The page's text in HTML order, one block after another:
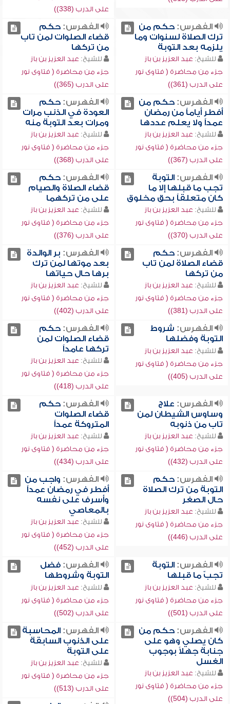
على الدرب (338))
الفهرس:حكم من
ترك الصلاة لسنوات وما
يلزمه بعد التوبة
للشيخ: عبد العزيز بن باز
جزء من محاضرة ( فتاوى نور
على الدرب (361))
الفهرس:حكم
قضاء الصلوات لمن تاب
من تركها
للشيخ: عبد العزيز بن باز
جزء من محاضرة ( فتاوى نور
على الدرب (365))
الفهرس:حكم من
أفطر أياماً من رمضان
عمداً ولا يعلم عددها
للشيخ: عبد العزيز بن باز
جزء من محاضرة ( فتاوى نور
على الدرب (367))
الفهرس:حكم
العودة في الذنب مرات
ومرات بعد التوبة منه
للشيخ: عبد العزيز بن باز
جزء من محاضرة ( فتاوى نور
على الدرب (368))
الفهرس:التوبة
تجب ما قبلها إلا ما
كان متعلقاً بحق مخلوق
للشيخ: عبد العزيز بن باز
جزء من محاضرة ( فتاوى نور
على الدرب (370))
الفهرس:حكم
قضاء الصلاة والصيام
على من تركهما
للشيخ: عبد العزيز بن باز
جزء من محاضرة ( فتاوى نور
على الدرب (376))
الفهرس:حكم
قضاء الصلاة لمن تاب
من تركها
للشيخ: عبد العزيز بن باز
جزء من محاضرة ( فتاوى نور
على الدرب (381))
الفهرس: بر الوالدة
بعد موتها لمن ترك
برها حال حياتها
للشيخ: عبد العزيز بن باز
جزء من محاضرة ( فتاوى نور
على الدرب (402))
الفهرس: شروط
التوبة وفضلها
للشيخ: عبد العزيز بن باز
جزء من محاضرة ( فتاوى نور
على الدرب (405))
الفهرس:حكم
قضاء الصلوات لمن
تركها عامداً
للشيخ: عبد العزيز بن باز
جزء من محاضرة ( فتاوى نور
على الدرب (418))
الفهرس: علاج
وساوس الشيطان لمن
تاب من ذنوبه
للشيخ: عبد العزيز بن باز
جزء من محاضرة ( فتاوى نور
على الدرب (432))
الفهرس:حكم
قضاء الصلوات
المتروكة عمداً
للشيخ: عبد العزيز بن باز
جزء من محاضرة ( فتاوى نور
على الدرب (434))
الفهرس:حكم
التوبة من ترك الصلاة
حال الصغر
للشيخ: عبد العزيز بن باز
جزء من محاضرة ( فتاوى نور
على الدرب (446))
الفهرس: واجب من
أفطر في رمضان عمداً
وأسرف على نفسه
بالمعاصي
للشيخ: عبد العزيز بن باز
جزء من محاضرة ( فتاوى نور
على الدرب (452))
الفهرس:التوبة
تجبّ ما قبلها
للشيخ: عبد العزيز بن باز
جزء من محاضرة ( فتاوى نور
على الدرب (501))
الفهرس:فضل
التوبة وشروطها
للشيخ: عبد العزيز بن باز
جزء من محاضرة ( فتاوى نور
على الدرب (502))
الفهرس:حكم من
كان يصلي وهو على
جنابة جهلاً بوجوب
الغسل
للشيخ: عبد العزيز بن باز
جزء من محاضرة ( فتاوى نور
على الدرب (504))
الفهرس:المحاسبة
على الذنوب السابقة
على التوبة
للشيخ: عبد العزيز بن باز
جزء من محاضرة ( فتاوى نور
على الدرب (513))